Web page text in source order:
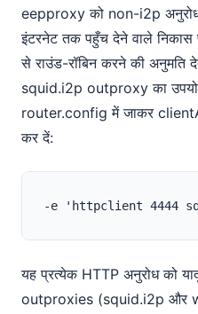
eepproxy को non-i2p
इंटरनेट तक पहुँच देने वाले निकास
से राउंड-रॉबिन करने की अनुमति
squid.i2p outproxy का
router.config में जाकर
कर दें:
यह प्रत्येक HTTP अनुरोध को
outproxies (squid.i2p और